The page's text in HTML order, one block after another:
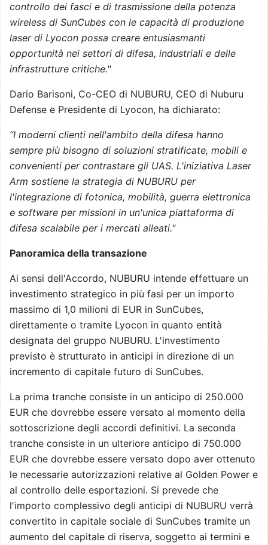
controllo dei fasci e di trasmissione della potenza
wireless di SunCubes con le capacità di produzione
laser di Lyocon possa creare entusiasmanti
opportunità nei settori di difesa, industriali e delle
infrastrutture critiche."
Dario Barisoni, Co-CEO di NUBURU, CEO di Nuburu
Defense e Presidente di Lyocon, ha dichiarato:
“I moderni clienti nell'ambito della difesa hanno
sempre più bisogno di soluzioni stratificate, mobili e
convenienti per contrastare gli UAS. L'iniziativa Laser
Arm sostiene la strategia di NUBURU per
l'integrazione di fotonica, mobilità, guerra elettronica
e software per missioni in un'unica piattaforma di
difesa scalabile per i mercati alleati."
Panoramica della transazione
Ai sensi dell'Accordo, NUBURU intende effettuare un
investimento strategico in più fasi per un importo
massimo di 1,0 milioni di EUR in SunCubes,
direttamente o tramite Lyocon in quanto entità
designata del gruppo NUBURU. L'investimento
previsto è strutturato in anticipi in direzione di un
incremento di capitale futuro di SunCubes.
La prima tranche consiste in un anticipo di 250.000
EUR che dovrebbe essere versato al momento della
sottoscrizione degli accordi definitivi. La seconda
tranche consiste in un ulteriore anticipo di 750.000
EUR che dovrebbe essere versato dopo aver ottenuto
le necessarie autorizzazioni relative al Golden Power e
al controllo delle esportazioni. Si prevede che
l'importo complessivo degli anticipi di NUBURU verrà
convertito in capitale sociale di SunCubes tramite un
aumento del capitale di riserva, soggetto ai termini e